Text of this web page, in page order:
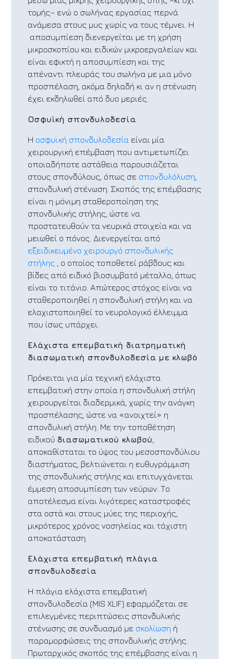
τομής– ενώ ο σωλήνας εργασίας περνά
ανάμεσα στους μυς χωρίς να τους τέμνει. Η
αποσυμπίεση διενεργείται με τη χρήση
μικροσκοπίου και ειδικών μικροεργαλείων και
είναι εφικτή η αποσυμπίεση και της
απέναντι πλευράς του σωλήνα με μια μόνο
προσπέλαση, ακόμα δηλαδή κι αν η στένωση
έχει εκδηλωθεί από δυο μεριές.
Οσφυϊκή σπονδυλοδεσία
Η οσφυϊκή σπονδυλοδεσία είναι μία
χειρουργική επέμβαση που αντιμετωπίζει
οποιαδήποτε αστάθεια παρουσιάζεται
στους σπονδύλους, όπως σε σπονδυλόλυση
σπονδυλική στένωση. Σκοπός της επέμβασης
είναι η μόνιμη σταθεροποίηση της
σπονδυλικής στήλης, ώστε να
προστατευθούν τα νευρικά στοιχεία και να
μειωθεί ο πόνος. Διενεργείται από
εξειδικευμένο χειρουργό σπονδυλικής
στήλης , ο οποίος τοποθετεί ράβδους και
βίδες από ειδικό βιοσυμβατό μέταλλο, όπως
είναι το τιτάνιο. Απώτερος στόχος είναι να
σταθεροποιηθεί η σπονδυλική στήλη και να
ελαχιστοποιηθεί το νευρολογικό έλλειμμα
που ίσως υπάρχει.
Ελάχιστα επεμβατική διατρηματική
διασωματική σπονδυλοδεσία με κλωβό
Πρόκειται για μία τεχνική ελάχιστα
επεμβατική στην οποία η σπονδυλική στήλη
χειρουργείται διαδερμικά, χωρίς την ανάγκη
προσπέλασης, ώστε να «ανοιχτεί» η
σπονδυλική στήλη. Με την τοποθέτηση
ειδικού διασωματικού κλωβού
αποκαθίσταται το ύψος του μεσοσπονδύλιου
διαστήματος, βελτιώνεται η ευθυγράμμιση
της σπονδυλικής στήλης και επιτυγχάνεται
έμμεση αποσυμπίεση των νεύρων. Το
αποτέλεσμα είναι λιγότερες καταστροφές
στα οστά και στους μύες της περιοχής,
μικρότερος χρόνος νοσηλείας και τάχιστη
αποκατάσταση.
Ελάχιστα επεμβατική πλάγια
σπονδυλοδεσία
Η πλάγια ελάχιστα επεμβατική
σπονδυλοδεσία (MIS XLIF) εφαρμόζεται σε
επιλεγμένες περιπτώσεις σπονδυλικής
στένωσης σε συνδυασμό με σκολίωση ή
παραμορφώσεις της σπονδυλικής στήλης.
Πρωταρχικός σκοπός της επέμβασης είναι η